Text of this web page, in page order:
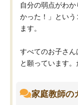
自分の弱点がわ
かった！」とい
ます。
すべてのお子さん
と願っています。
家庭教師の